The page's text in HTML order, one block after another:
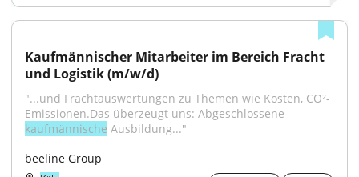
Kaufmännischer Mitarbeiter im Bereich Fracht
und Logistik (m/w/d)
"...und Frachtauswertungen zu Themen wie Kosten, CO²-
kaufmännische Ausbildung..."
beeline Group